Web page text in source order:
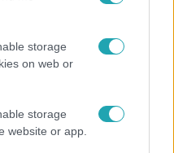
storage
on web or
storage
website or app.
6:58